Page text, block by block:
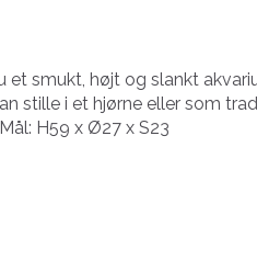
et smukt, højt og slankt
stille i et hjørne eller som
H59 x Ø27 x S23